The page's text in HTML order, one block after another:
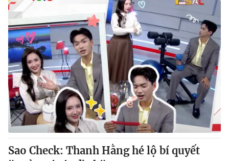
Sao Check: Thanh Hằng hé lộ bí quyết